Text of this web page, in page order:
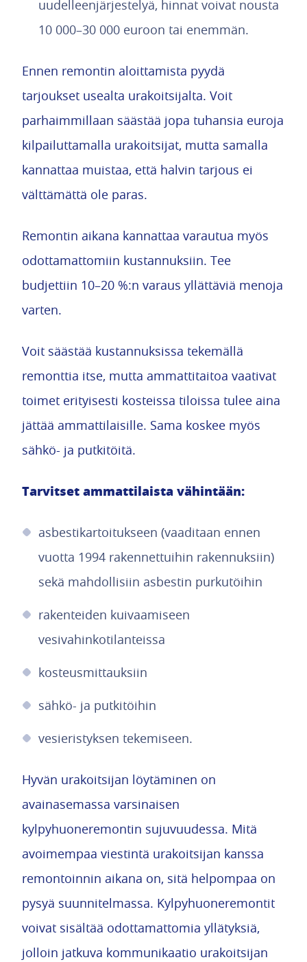
uudelleenjärjestelyä, hinnat voivat nousta
10 000–30 000 euroon tai enemmän.
Ennen remontin aloittamista pyydä
tarjoukset usealta urakoitsijalta. Voit
parhaimmillaan säästää jopa tuhansia euroja
kilpailuttamalla urakoitsijat, mutta samalla
kannattaa muistaa, että halvin tarjous ei
välttämättä ole paras.
Remontin aikana kannattaa varautua myös
odottamattomiin kustannuksiin. Tee
budjettiin 10–20 %:n varaus yllättäviä menoja
varten.
Voit säästää kustannuksissa tekemällä
remonttia itse, mutta ammattitaitoa vaativat
toimet erityisesti kosteissa tiloissa tulee aina
jättää ammattilaisille. Sama koskee myös
sähkö- ja putkitöitä.
Tarvitset ammattilaista vähintään:
asbestikartoitukseen (vaaditaan ennen
vuotta 1994 rakennettuihin rakennuksiin)
sekä mahdollisiin asbestin purkutöihin
rakenteiden kuivaamiseen
vesivahinkotilanteissa
kosteusmittauksiin
sähkö- ja putkitöihin
vesieristyksen tekemiseen.
Hyvän urakoitsijan löytäminen on
avainasemassa varsinaisen
kylpyhuoneremontin sujuvuudessa. Mitä
avoimempaa viestintä urakoitsijan kanssa
remontoinnin aikana on, sitä helpompaa on
pysyä suunnitelmassa. Kylpyhuoneremontit
voivat sisältää odottamattomia yllätyksiä,
jolloin jatkuva kommunikaatio urakoitsijan